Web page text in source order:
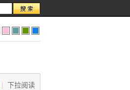
红 蓝 绿 蓝
| 下拉阅读